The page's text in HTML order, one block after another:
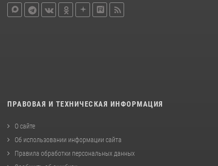
ПРАВОВАЯ И ТЕХНИЧЕСКАЯ ИНФОРМАЦИЯ
О сайте
Об использовании информации сайта
Правила обработки персональных данных